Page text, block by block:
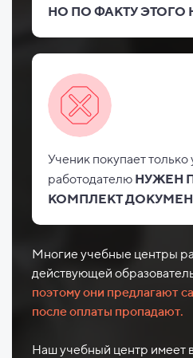
НО ПО ФАКТУ ЭТОГО
Ученик покупает
работодателю НУЖЕН
КОМПЛЕКТ
Многие учебные центры
действующей
поэтому они предлагают
после оплаты пропадают.
Наш учебный центр имеет